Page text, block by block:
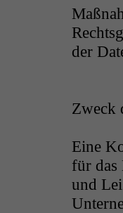
der
Zweck
Eine
für das
und